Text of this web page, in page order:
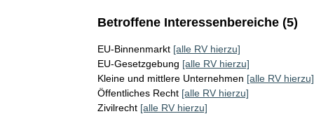
Betroffene Interessenbereiche (5)
EU-Binnenmarkt [alle RV hierzu]
EU-Gesetzgebung [alle RV hierzu]
Kleine und mittlere Unternehmen [alle RV hierzu]
Öffentliches Recht [alle RV hierzu]
Zivilrecht [alle RV hierzu]